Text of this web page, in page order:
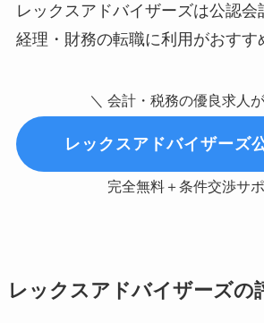
レックスアドバイザーズは公認会
経理・財務の転職に利用がおすす
＼ 会計・税務の優良求人
レックスアドバイザーズ
完全無料＋条件交渉サ
レックスアドバイザーズの